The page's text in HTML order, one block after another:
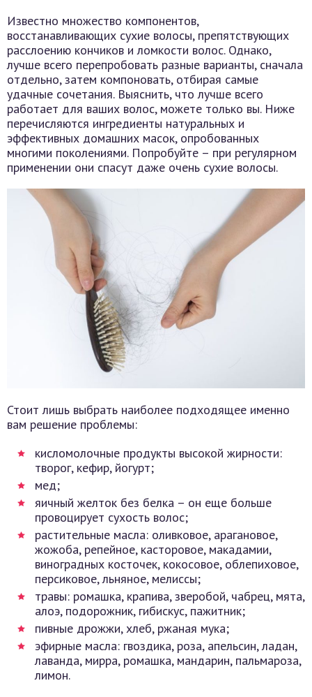
Известно множество компонентов,
восстанавливающих сухие волосы, препятствующих
расслоению кончиков и ломкости волос. Однако,
лучше всего перепробовать разные варианты, сначала
отдельно, затем компоновать, отбирая самые
удачные сочетания. Выяснить, что лучше всего
работает для ваших волос, можете только вы. Ниже
перечисляются ингредиенты натуральных и
эффективных домашних масок, опробованных
многими поколениями. Попробуйте – при регулярном
применении они спасут даже очень сухие волосы.
Стоит лишь выбрать наиболее подходящее именно
вам решение проблемы:
кисломолочные продукты высокой жирности:
творог, кефир, йогурт;
мед;
яичный желток без белка – он еще больше
провоцирует сухость волос;
растительные масла: оливковое, арагановое,
жожоба, репейное, касторовое, макадамии,
виноградных косточек, кокосовое, облепиховое,
персиковое, льняное, мелиссы;
травы: ромашка, крапива, зверобой, чабрец, мята,
алоэ, подорожник, гибискус, пажитник;
пивные дрожжи, хлеб, ржаная мука;
эфирные масла: гвоздика, роза, апельсин, ладан,
лаванда, мирра, ромашка, мандарин, пальмароза,
лимон.